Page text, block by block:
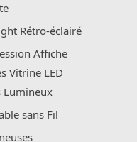
Rétro-éclairé
Affiche
Vitrine LED
Lumineux
sans Fil